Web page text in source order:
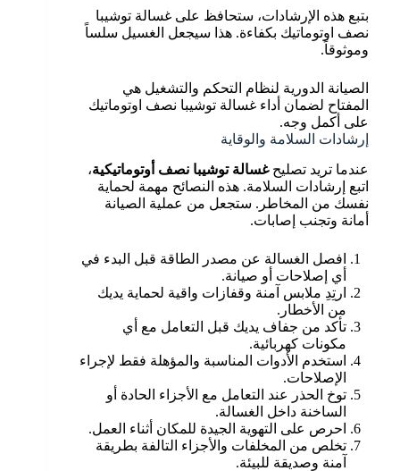
بتبع هذه الإرشادات، ستحافظ على غسالة توشيبا
نصف اوتوماتيك بكفاءة. هذا سيجعل الغسيل سلساً
وموثوقاً.
الصيانة الدورية لنظام التحكم والتشغيل هي
المفتاح لضمان أداء غسالة توشيبا نصف اوتوماتيك
على أكمل وجه.
إرشادات السلامة والوقاية
عندما تريد تصليحغسالة توشيبا نصف أوتوماتيكية،
اتبع إرشادات السلامة. هذه النصائح مهمة لحماية
نفسك من المخاطر. ستجعل من عملية الصيانة
أمانة وتجنب إصابات.
افصل الغسالة عن مصدر الطاقة قبل البدء في
أي إصلاحات أو صيانة.
ارتِدِ ملابس آمنة وقفازات واقية لحماية يديك
من الأخطار.
تأكد من جفاف يديك قبل التعامل مع أي
مكونات كهربائية.
استخدم الأدوات المناسبة والمؤهلة فقط لإجراء
الإصلاحات.
توخ الحذر عند التعامل مع الأجزاء الحادة أو
الساخنة داخل الغسالة.
احرص على التهوية الجيدة للمكان أثناء العمل.
تخلص من المخلفات والأجزاء التالفة بطريقة
آمنة وصديقة للبيئة.